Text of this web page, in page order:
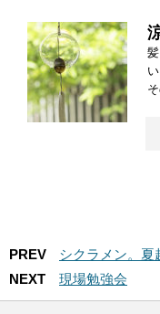
PREV
シクラメン。夏
NEXT
現場勉強会